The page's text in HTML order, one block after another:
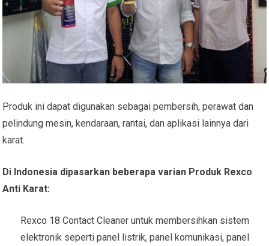
Produk ini dapat digunakan sebagai pembersih, perawat dan
pelindung mesin, kendaraan, rantai, dan aplikasi lainnya dari
karat.
Di Indonesia dipasarkan beberapa varian Produk Rexco
Anti Karat:
Rexco 18 Contact Cleaner untuk membersihkan sistem
elektronik seperti panel listrik, panel komunikasi, panel